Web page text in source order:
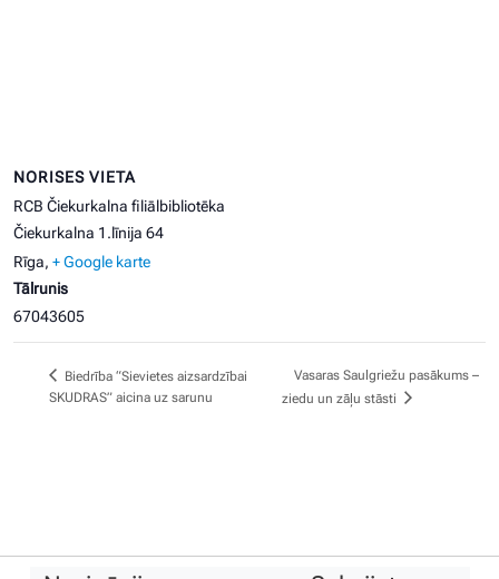
NORISES VIETA
RCB Čiekurkalna filiālbibliotēka
Čiekurkalna 1.līnija 64
Rīga, + Google karte
Tālrunis
67043605
Biedrība “Sievietes aizsardzībai
SKUDRAS” aicina uz sarunu
Vasaras Saulgriežu pasākums –
ziedu un zāļu stāsti